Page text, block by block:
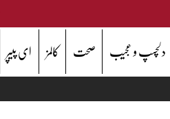
دلچسپ و عجیب صحت کالمز ای پیپر